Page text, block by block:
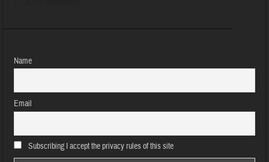
Name
Email
Subscribing I accept the privacy rules of this site